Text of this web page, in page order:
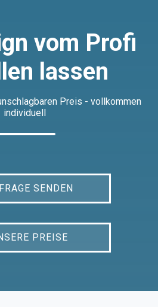
vom Profi
lassen
Preis - vollkommen
individuell
SENDEN
PREISE